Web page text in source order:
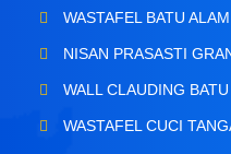
WASTAFEL BATU ALAM
NISAN PRASASTI
WALL CLAUDING
WASTAFEL CUCI